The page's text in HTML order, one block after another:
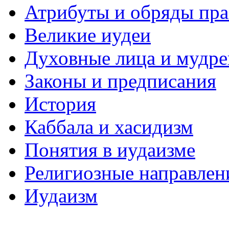
Атрибуты и обряды
Великие иудеи
Духовные лица и
Законы и предписания
История
Каббала и хасидизм
Понятия в иудаизме
Религиозные
Иудаизм